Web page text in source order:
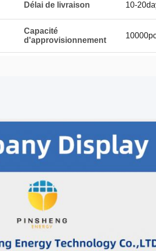
Délai de livraison 10-
Capacité
d'approvisionnement